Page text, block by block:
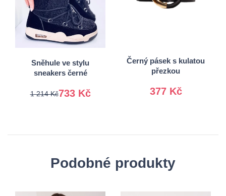
Sněhule ve stylu
sneakers černé
733 Kč
1 214 Kč
39
Černý pásek s kulatou
přezkou
377 Kč
Podobné produkty